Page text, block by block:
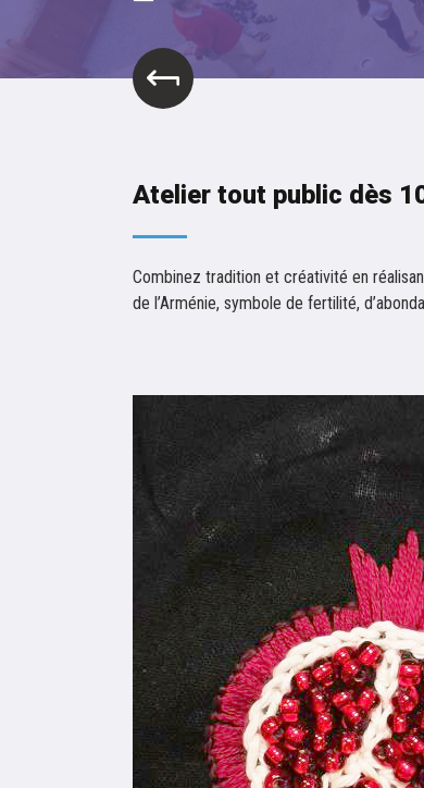
Atelier tout public dès
Combinez tradition et créativité en
de l’Arménie, symbole de fertilité,